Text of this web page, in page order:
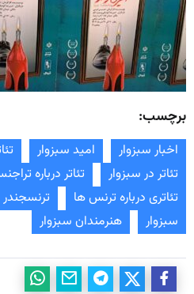
برچسب:
اخبار سبزوار امید سبزوار
تئاتر در سبزوار
تئاتر درباره
تئاتری درباره ترنس ها
ترنسجندر
سبزوار
هنرمندان سبزوار